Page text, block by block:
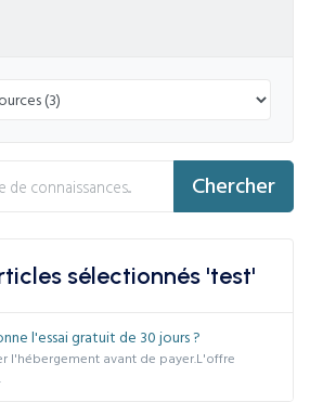
Chercher
sélectionnés 'test'
l'essai gratuit de 30 jours ?
l'hébergement avant de payer.L'offre